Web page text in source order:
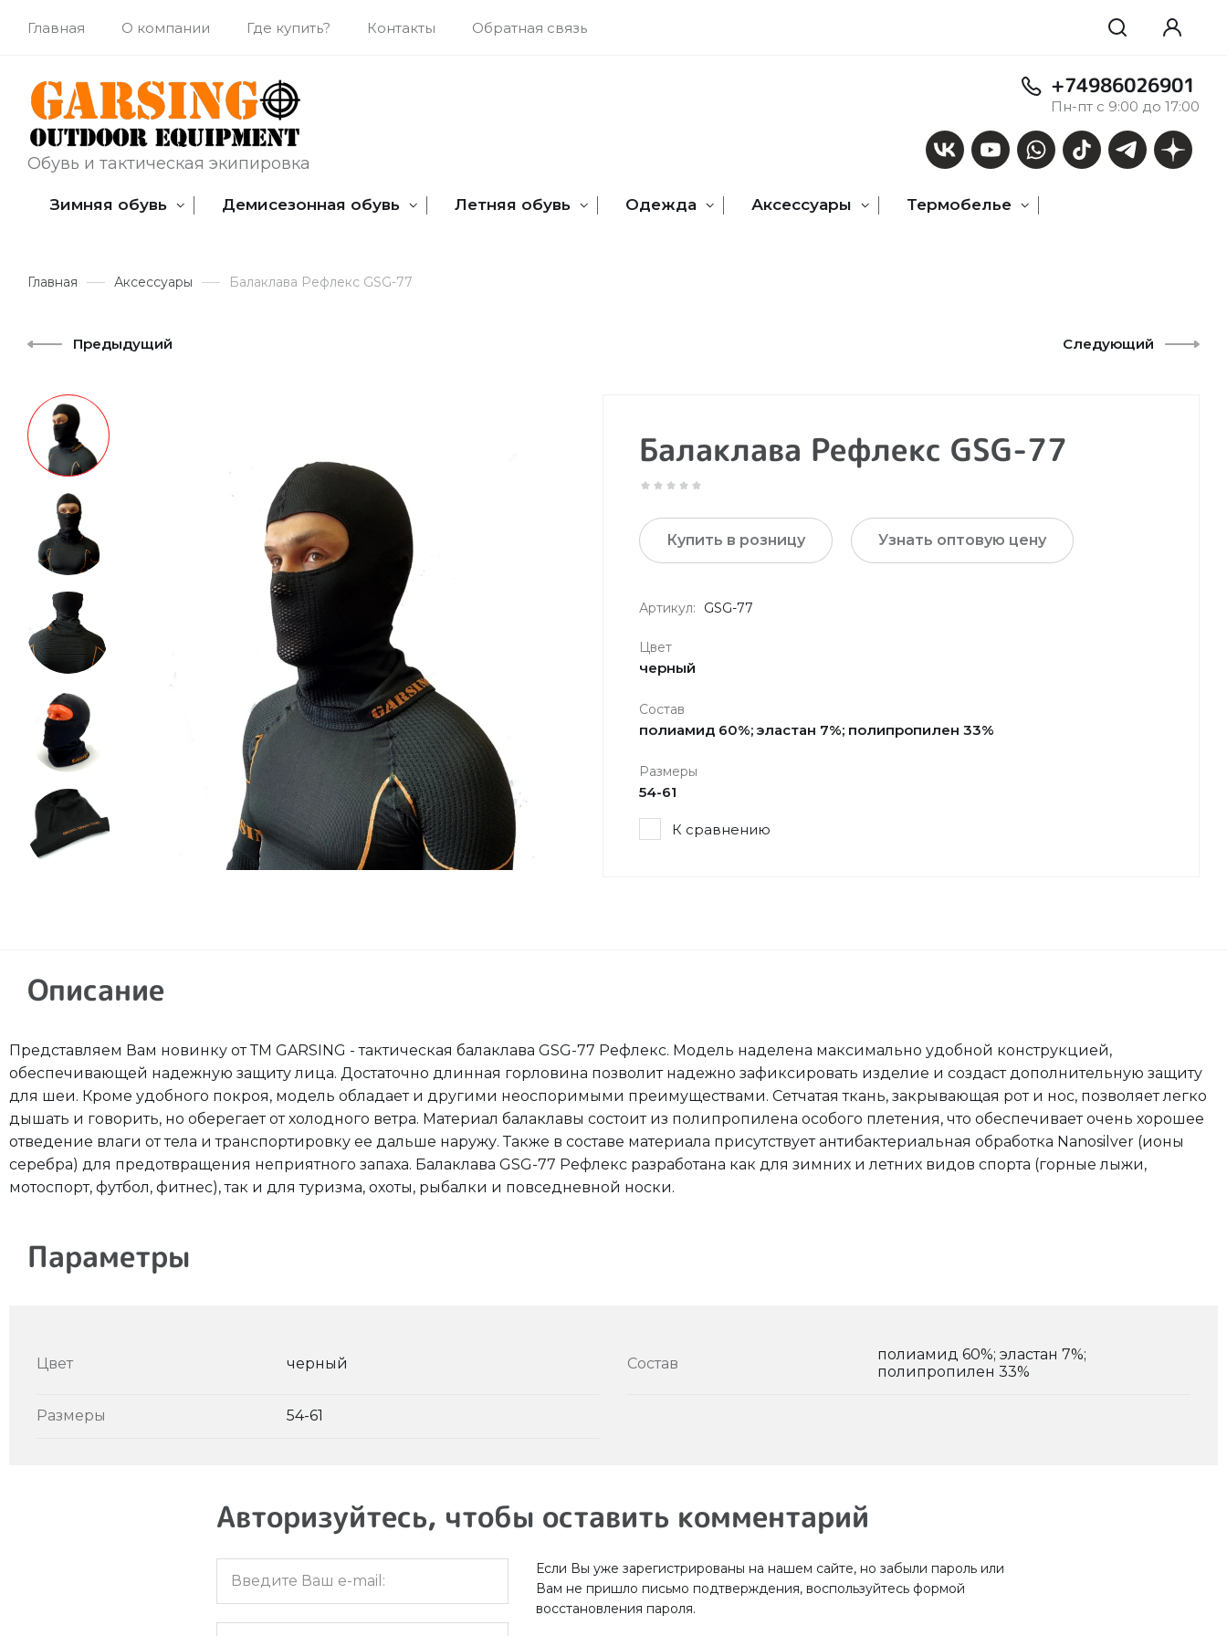
Главная О компании Где купить? Контакты Обратная связь
Обувь и тактическая экипировка
+74986026901
Пн-пт с 9:00 до 17:00
Зимняя обувь Демисезонная обувь Летняя обувь Одежда Аксессуары Термобелье
Главная Аксессуары Балаклава Рефлекс GSG-77
Предыдущий Следующий
Балаклава Рефлекс GSG-77
Узнать оптовую цену
Купить в розницу
Артикул: GSG-77
Цвет
черный
Состав
полиамид 60%; эластан 7%; полипропилен 33%
Размеры
54-61
К сравнению
Описание
Представляем Вам новинку от ТМ GARSING - тактическая балаклава GSG-77 Рефлекс. Модель наделена максимально удобной конструкцией,
обеспечивающей надежную защиту лица. Достаточно длинная горловина позволит надежно зафиксировать изделие и создаст дополнительную защиту
для шеи. Кроме удобного покроя, модель обладает и другими неоспоримыми преимуществами. Сетчатая ткань, закрывающая рот и нос, позволяет легко
дышать и говорить, но оберегает от холодного ветра. Материал балаклавы состоит из полипропилена особого плетения, что обеспечивает очень хорошее
отведение влаги от тела и транспортировку ее дальше наружу. Также в составе материала присутствует антибактериальная обработка Nanosilver (ионы
серебра) для предотвращения неприятного запаха. Балаклава GSG-77 Рефлекс разработана как для зимних и летних видов спорта (горные лыжи,
мотоспорт, футбол, фитнес), так и для туризма, охоты, рыбалки и повседневной носки.
Параметры
Цвет черный Состав
полиамид 60%; эластан 7%;
полипропилен 33%
Размеры 54-61
Авторизуйтесь, чтобы оставить комментарий
Если Вы уже зарегистрированы на нашем сайте, но забыли пароль или
Вам не пришло письмо подтверждения, воспользуйтесь формой
восстановления пароля.